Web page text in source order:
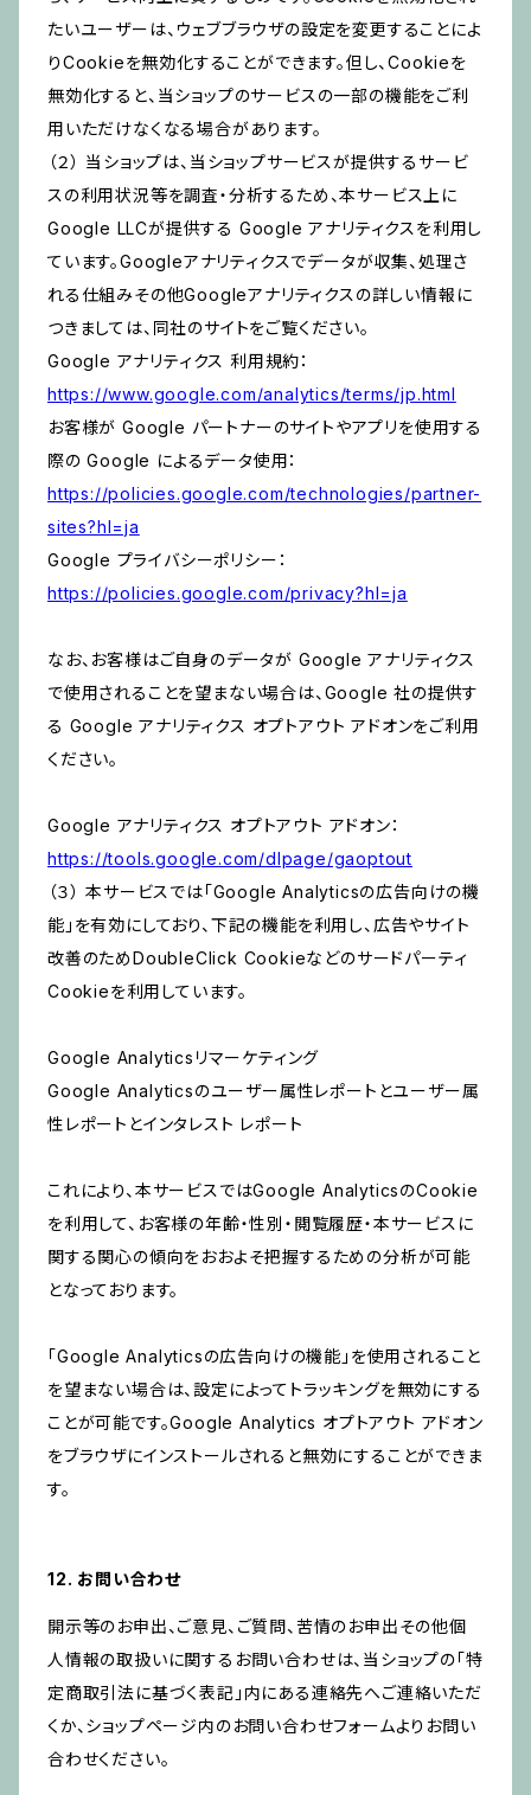
たいユーザーは、ウェブブラウザの設定を変更することによ
りCookieを無効化することができます。但し、Cookieを
無効化すると、当ショップのサービスの一部の機能をご利
用いただけなくなる場合があります。
（２） 当ショップは、当ショップサービスが提供するサービ
スの利用状況等を調査・分析するため、本サービス上に
Google LLCが提供する Google アナリティクスを利用し
ています。Googleアナリティクスでデータが収集、処理さ
れる仕組みその他Googleアナリティクスの詳しい情報に
つきましては、同社のサイトをご覧ください。
Google アナリティクス 利用規約：
https://www.google.com/analytics/terms/jp.html
お客様が Google パートナーのサイトやアプリを使用する
際の Google によるデータ使用：
https://policies.google.com/technologies/partner-
sites?hl=ja
Google プライバシーポリシー：
https://policies.google.com/privacy?hl=ja
なお、お客様はご自身のデータが Google アナリティクス
で使用されることを望まない場合は、Google 社の提供す
る Google アナリティクス オプトアウト アドオンをご利用
ください。
Google アナリティクス オプトアウト アドオン：
https://tools.google.com/dlpage/gaoptout
（３） 本サービスでは「Google Analyticsの広告向けの機
能」を有効にしており、下記の機能を利用し、広告やサイト
改善のためDoubleClick Cookieなどのサードパーティ
Cookieを利用しています。
Google Analyticsリマーケティング
Google Analyticsのユーザー属性レポートとユーザー属
性レポートとインタレスト レポート
これにより、本サービスではGoogle AnalyticsのCookie
を利用して、お客様の年齢・性別・閲覧履歴・本サービスに
関する関心の傾向をおおよそ把握するための分析が可能
となっております。
「Google Analyticsの広告向けの機能」を使用されること
を望まない場合は、設定によってトラッキングを無効にする
ことが可能です。Google Analytics オプトアウト アドオン
をブラウザにインストールされると無効にすることができま
す。
12. お問い合わせ
開示等のお申出、ご意見、ご質問、苦情のお申出その他個
人情報の取扱いに関するお問い合わせは、当ショップの「特
定商取引法に基づく表記」内にある連絡先へご連絡いただ
くか、ショップページ内のお問い合わせフォームよりお問い
合わせください。